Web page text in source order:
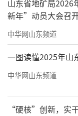
方面，示范作
展的集聚态势。
集聚区持
效增长。数据
增加值542亿
经济发展提供
山东省地矿局
新年”动员大会召
中华网山东频道
一图读懂2025年山
中华网山东频道
“硬核”创新，实